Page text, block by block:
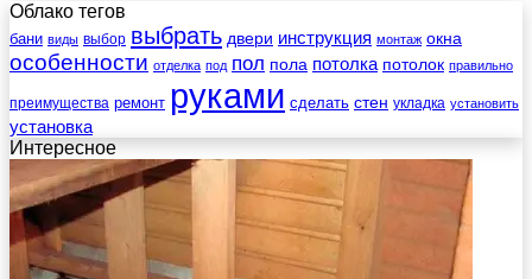
Облако тегов
бани виды выбор выбрать двери инструкция монтаж окна
особенности отделка под пол пола потолка потолок правильно
преимущества ремонт руками сделать стен укладка установить
установка
Интересное